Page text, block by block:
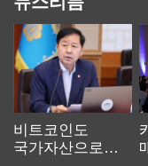
비트코인도
국가자산으로…'